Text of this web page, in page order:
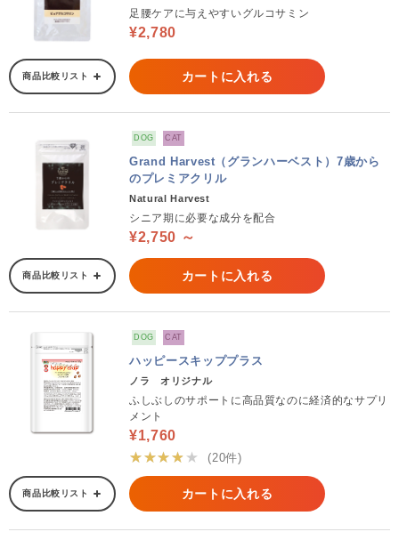
足腰ケアに与えやすいグルコサミン
¥2,780
商品比較リスト カートに入れる
DOG CAT
Grand Harvest（グランハーベスト）7歳から
のプレミアクリル
Natural Harvest
シニア期に必要な成分を配合
¥2,750 ～
商品比較リスト カートに入れる
DOG CAT
ハッピースキッププラス
ノラ オリジナル
ふしぶしのサポートに高品質なのに経済的なサプリ
メント
¥1,760
★★★★★
(20件)
商品比較リスト カートに入れる